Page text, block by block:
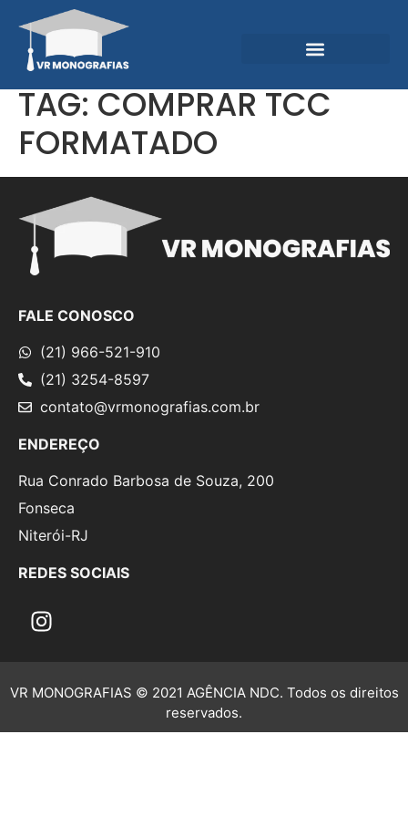
TAG:COMPRAR TCC
FORMATADO
FALE CONOSCO
(21) 966-521-910
(21) 3254-8597
contato@vrmonografias.com.br
ENDEREÇO
Rua Conrado Barbosa de Souza, 200
Fonseca
Niterói-RJ
REDES SOCIAIS
VR MONOGRAFIAS © 2021 AGÊNCIA NDC. Todos os direitos
reservados.